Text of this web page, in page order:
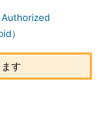
SQL
Authorized
）
す